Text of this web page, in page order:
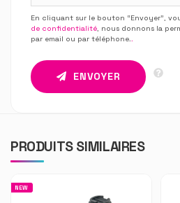
En cliquant sur le bouton “Envoyer”,
de confidentialité, nous donnons la
par email ou par téléphone..
ENVOYER
PRODUITS SIMILAIRES
NEW